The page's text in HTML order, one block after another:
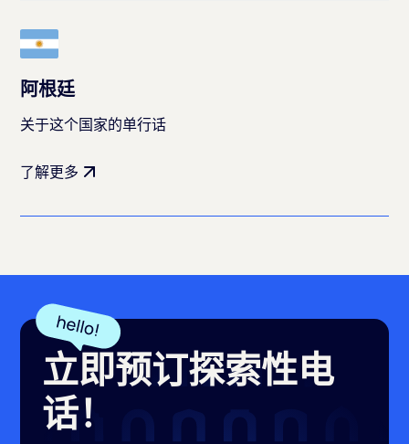
阿根廷
关于这个国家的单行话
了解更多
立即预订探索性电
话！